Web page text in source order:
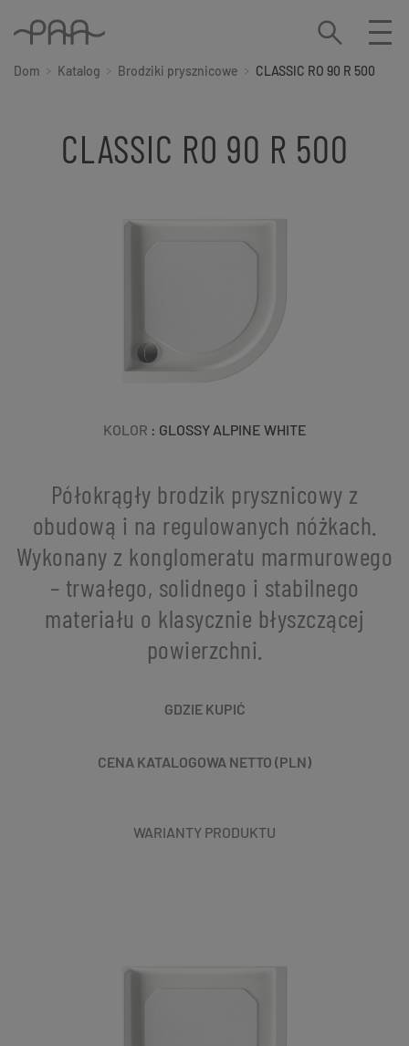
Dom Katalog Brodziki prysznicowe CLASSIC RO 90 R 500
CLASSIC RO 90 R 500
KOLOR : GLOSSY ALPINE WHITE
Półokrągły brodzik prysznicowy z
obudową i na regulowanych nóżkach.
Wykonany z konglomeratu marmurowego
– trwałego, solidnego i stabilnego
materiału o klasycznie błyszczącej
powierzchni.
GDZIE KUPIĆ
CENA KATALOGOWA NETTO (PLN)
WARIANTY PRODUKTU